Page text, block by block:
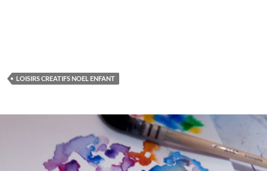
LOISIRS CREATIFS NOEL ENFANT